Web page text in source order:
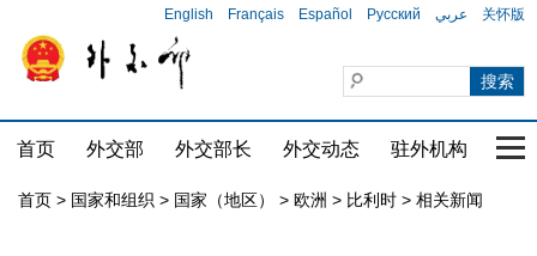
English Français Español Русский عربي 关怀版
首页 外交部 外交部长 外交动态 驻外机构 国
首页 > 国家和组织 > 国家（地区） > 欧洲 > 比利时 > 相关新闻